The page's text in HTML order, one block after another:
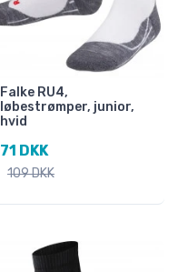
Falke RU4,
løbestrømper, junior,
hvid
71 DKK
109 DKK